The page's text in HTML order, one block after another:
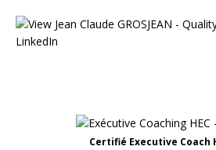
Certifié Executive Coach